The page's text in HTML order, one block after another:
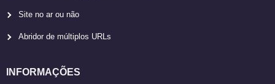
Site no ar ou não
Abridor de múltiplos URLs
INFORMAÇÕES